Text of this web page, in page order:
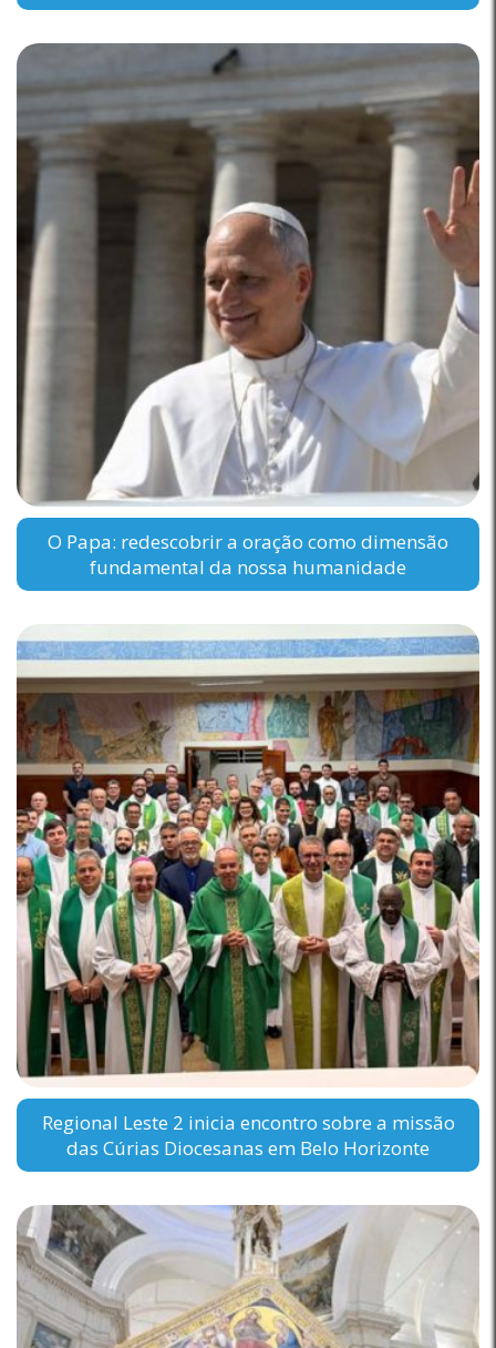
O Papa: redescobrir a oração como dimensão
fundamental da nossa humanidade
Regional Leste 2 inicia encontro sobre a missão
das Cúrias Diocesanas em Belo Horizonte